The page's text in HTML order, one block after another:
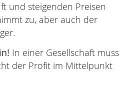
und steigenden Preisen
zu, aber auch der
In einer Gesellschaft muss
der Profit im Mittelpunkt